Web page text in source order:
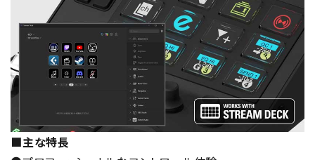
■主な特⻑